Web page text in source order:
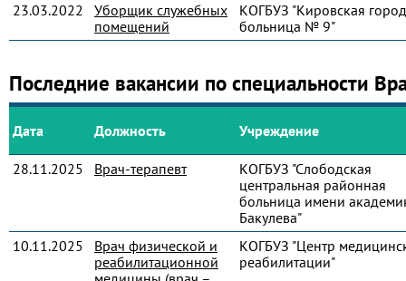
23.03.2022
Уборщик служебных
помещений
КОГБУЗ "Кировская
больница № 9"
Последние вакансии по специальности
Дата Должность Учреждение
28.11.2025 Врач-терапевт
КОГБУЗ "Слободская
центральная районная
больница имени
Бакулева"
10.11.2025
Врач физической и
реабилитационной
КОГБУЗ "Центр
реабилитации"